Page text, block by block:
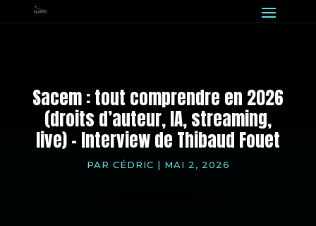
Sacem : tout comprendre en 2026
(droits d’auteur, IA, streaming,
live) – Interview de Thibaud Fouet
PAR CÉDRIC | MAI 2, 2026